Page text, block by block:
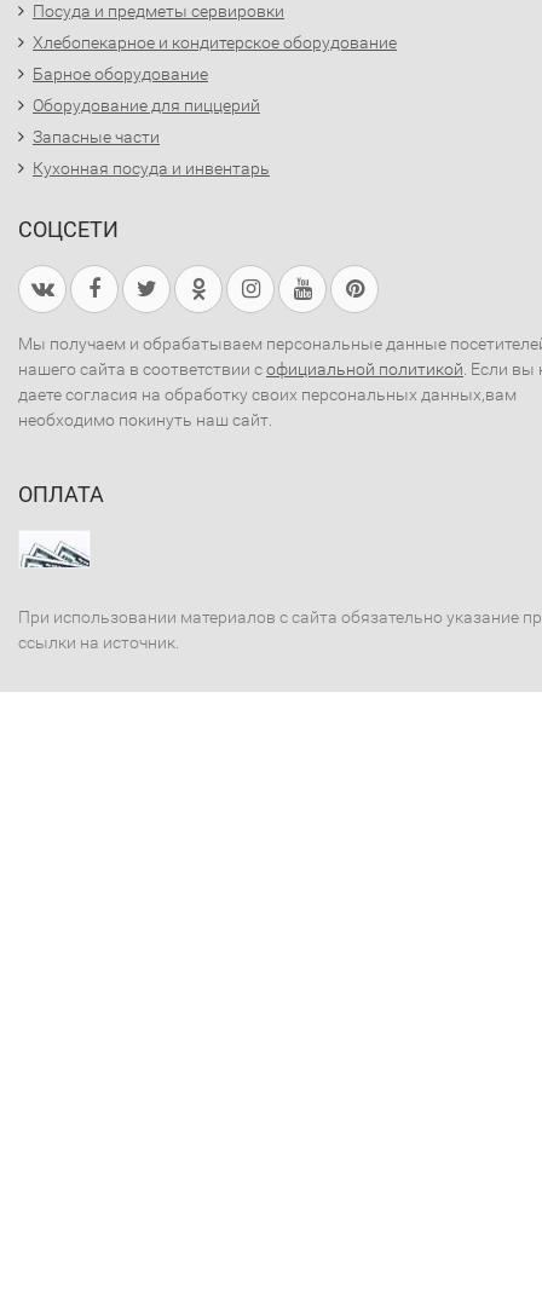
Посуда и предметы сервировки
Хлебопекарное и кондитерское оборудование
Барное оборудование
Оборудование для пиццерий
Запасные части
Кухонная посуда и инвентарь
СОЦСЕТИ
Мы получаем и обрабатываем персональные данные
нашего сайта в соответствии софициальной политикой . Если вы
даете согласия на обработку своих персональных данных,вам
необходимо покинуть наш сайт.
ОПЛАТА
При использовании материалов с сайта обязательно указание
ссылки на источник.